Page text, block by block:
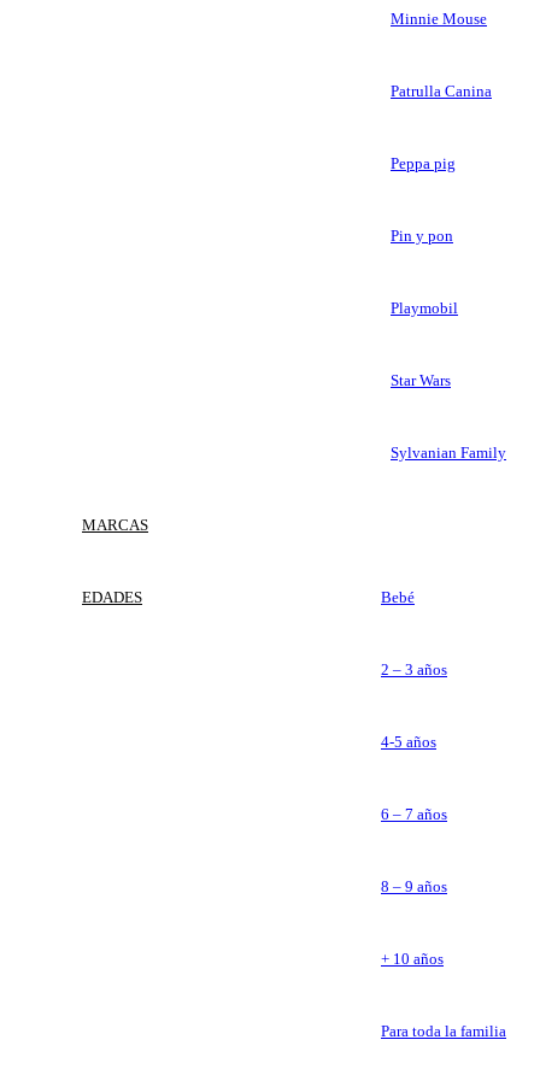
Minnie Mouse
Patrulla Canina
Peppa pig
Pin y pon
Playmobil
Star Wars
Sylvanian Family
MARCAS
EDADES Bebé
2 – 3 años
4-5 años
6 – 7 años
8 – 9 años
+ 10 años
Para toda la familia